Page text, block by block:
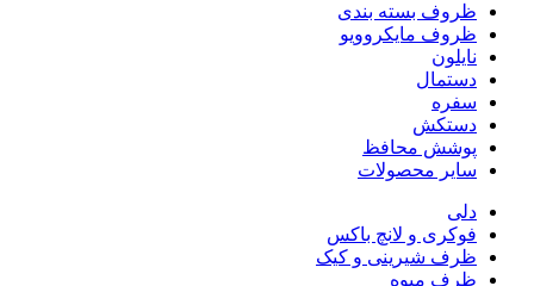
ظروف بسته بندی
ظروف مایکروویو
نایلون
دستمال
سفره
دستکش
پوشش محافظ
سایر محصولات
دلی
فوکری و لانچ باکس
ظرف شیرینی و کیک
ظرف میوه